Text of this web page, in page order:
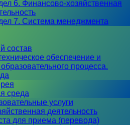
6. Финансово-хозяйственная
7. Система менеджмента
состав
обеспечение и
процесса.
среда
услуги
деятельность
для приема (перевода)